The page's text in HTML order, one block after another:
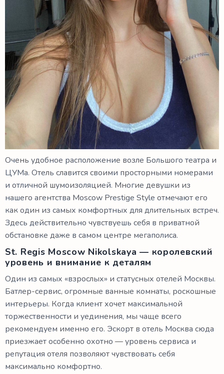
Очень удобное расположение возле Большого театра и
ЦУМа. Отель славится своими просторными номерами
и отличной шумоизоляцией. Многие девушки из
нашего агентства Moscow Prestige Style отмечают его
как один из самых комфортных для длительных встреч.
Здесь действительно чувствуешь себя в приватной
обстановке даже в самом центре мегаполиса.
St. Regis Moscow Nikolskaya — королевский
уровень и внимание к деталям
Один из самых «взрослых» и статусных отелей Москвы.
Батлер-сервис, огромные ванные комнаты, роскошные
интерьеры. Когда клиент хочет максимальной
торжественности и уединения, мы чаще всего
рекомендуем именно его. Эскорт в отель Москва сюда
приезжает особенно охотно — уровень сервиса и
репутация отеля позволяют чувствовать себя
максимально комфортно.